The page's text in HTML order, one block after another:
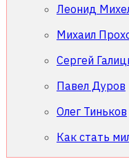
Леонид
Михаил
Сергей
Павел Дуров
Олег Тиньков
Как стать